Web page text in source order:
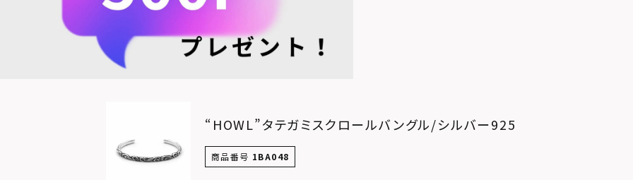
“HOWL”タテガミスクロールバングル/シルバー925
商品番号 1BA048